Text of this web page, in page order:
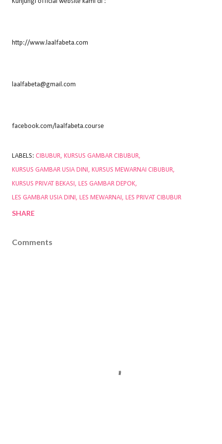
http://www.laalfabeta.com
laalfabeta@gmail.com
facebook.com/laalfabeta.course
LABELS: CIBUBUR KURSUS GAMBAR CIBUBUR
KURSUS GAMBAR USIA DINI
KURSUS MEWARNAI CIBUBUR
KURSUS PRIVAT BEKASI
LES GAMBAR DEPOK
LES GAMBAR USIA DINI
LES MEWARNAI LES PRIVAT CIBUBUR
SHARE
Comments